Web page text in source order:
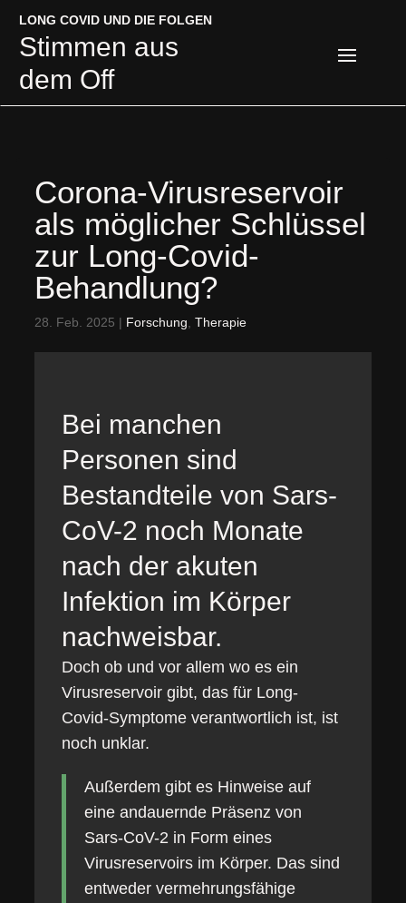
LONG COVID UND DIE FOLGEN
Stimmen aus
dem Off
LONG COVID UND DIE FOLGEN
Stimmen aus
dem Off
Corona-Virusreservoir
als möglicher Schlüssel
zur Long-Covid-
Behandlung?
28. Feb. 2025 | Forschung Therapie
Bei manchen
Personen sind
Bestandteile von Sars-
CoV-2 noch Monate
nach der akuten
Infektion im Körper
nachweisbar.
Doch ob und vor allem wo es ein
Virusreservoir gibt, das für Long-
Covid-Symptome verantwortlich ist, ist
noch unklar.
Außerdem gibt es Hinweise auf
eine andauernde Präsenz von
Sars-CoV-2 in Form eines
Virusreservoirs im Körper. Das sind
entweder vermehrungsfähige